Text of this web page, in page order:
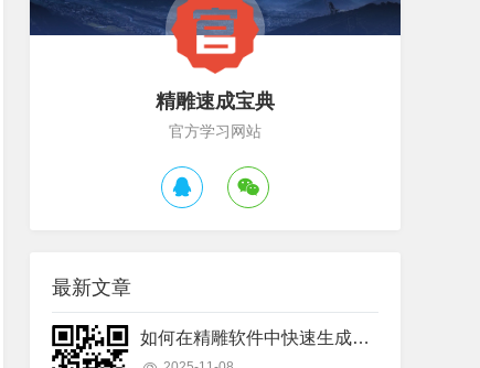
精雕速成宝典
官方学习网站
最新文章
如何在精雕软件中快速生成二维码线条？详细操作步骤解析